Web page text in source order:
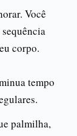
Você
corpo.
tempo
palmilha,